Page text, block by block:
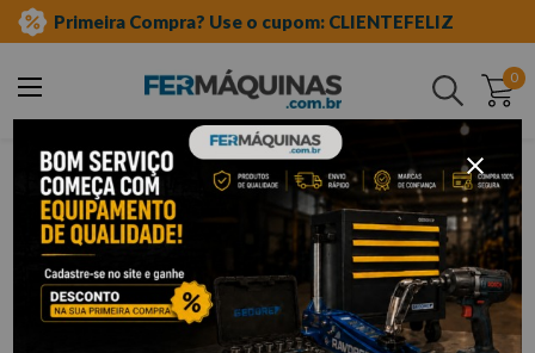
Primeira Compra? Use o cupom: CLIENTEFELIZ
0
Buscar
ferramentas em geral abraçadeiras nylon